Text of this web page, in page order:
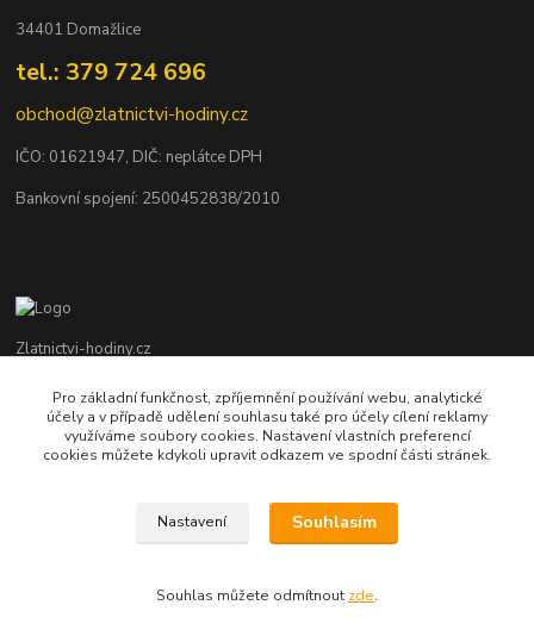
34401 Domažlice
tel.: 379 724 696
obchod@zlatnictvi-hodiny.cz
IČO: 01621947, DIČ: neplátce DPH
Bankovní spojení: 2500452838/2010
Zlatnictvi-hodiny.cz
+420 379 492 545
Po - Pá: 9,00 - 17,00 hod., So: 9,00 - 11,30 hod.
Pro základní funkčnost, zpříjemnění používání webu, analytické
účely a v případě udělení souhlasu také pro účely cílení reklamy
využíváme soubory cookies. Nastavení vlastních preferencí
cookies můžete kdykoli upravit odkazem ve spodní části stránek.
Nastavení Souhlasím
Souhlas můžete odmítnout zde.